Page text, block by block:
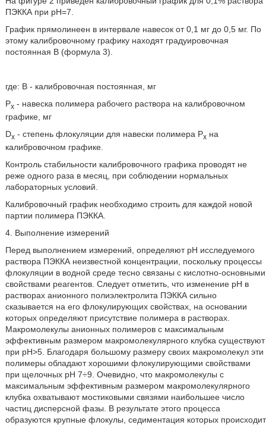
ПЭККА при рН=7.
График прямолинеен в интервале навесок от 0,1 мг до 0,5 мг. По
этому калибровочному графику находят градуировочная
постоянная В (формула 3).
где: В - калибровочная постоянная, мг
Рх- навеска полимера рабочего раствора на калибровочном
графике, мг
Dx- степень флокуляции для навески полимера Рхна
калибровочном графике.
Контроль стабильности калибровочного графика проводят не
реже одного раза в месяц, при соблюдении нормальных
лабораторных условий.
Калибровочный график необходимо строить для каждой новой
партии полимера ПЭККА.
4. Выполнение измерений
Перед выполнением измерений, определяют рН исследуемого
раствора ПЭККА неизвестной концентрации, поскольку процессы
флокуляции в водной среде тесно связаны с кислотно-основными
свойствами реагентов. Следует отметить, что изменение рН в
растворах анионного полиэлектролита ПЭККА сильно
сказывается на его флокулирующих свойствах, на основании
которых определяют присутствие полимера в растворах.
Макромолекулы анионных полимеров с максимальным
эффективным размером макромолекулярного клубка существуют
при рН>5. Благодаря большому размеру своих макромолекул эти
полимеры обладают хорошими флокулирующими свойствами
при щелочных рН 7÷9. Очевидно, что макромолекулы с
максимальным эффективным размером макромолекулярного
клубка охватывают мостиковыми связями наибольшее число
частиц дисперсной фазы. В результате этого процесса
образуются крупные флокулы, седиментация которых происходит